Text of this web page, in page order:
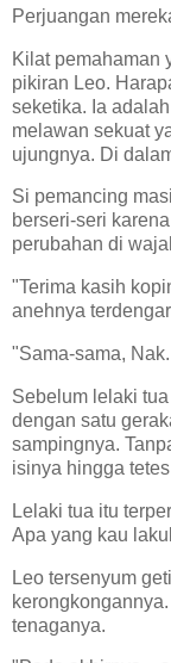
Perjuangan
Kilat pemahaman
pikiran Leo.
seketika. Ia
melawan sekuat
ujungnya. Di
Si pemancing
berseri-seri
perubahan di
"Terima kasih
anehnya
"Sama-sama,
Sebelum lelaki
dengan satu
sampingnya.
isinya hingga
Lelaki tua itu
Apa yang kau
Leo tersenyum
tenaganya.